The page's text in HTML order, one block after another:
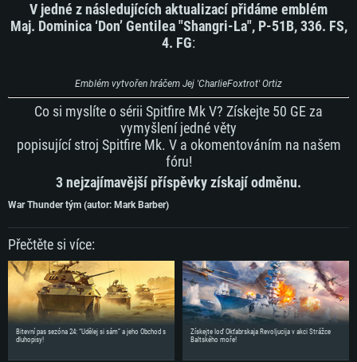
V jedné z následujících aktualizací přidáme emblém
Maj. Dominica ‘Don’ Gentilea "Shangri-La", P-51B, 336. FS,
4. FG:
Emblém vytvořen hráčem Jej 'CharlieFoxtrot' Ortiz
Co si myslíte o sérii Spitfire Mk V? Získejte 50 GE za
vymyšlení jedné věty
popisující stroj Spitfire Mk. V a okomentováním na našem
fóru!
3 nejzajímavější příspěvky získají odměnu.
War Thunder tým (autor: Mark Barber)
Přečtěte si více:
Bitevní pas sezóna 24: “Udělej si sám” a jeho Obchod s
dluhopisy!
Získejte loď Okťabrskaja Revoljucija v akci Strážce
Baltského moře!